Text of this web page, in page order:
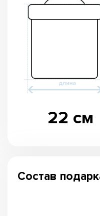
22 см
Состав